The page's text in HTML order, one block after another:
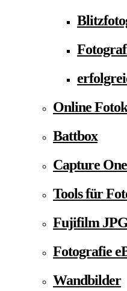
Online
Battbox
Capture
Tools für
Fujifilm
Fotografie
Wandbilder